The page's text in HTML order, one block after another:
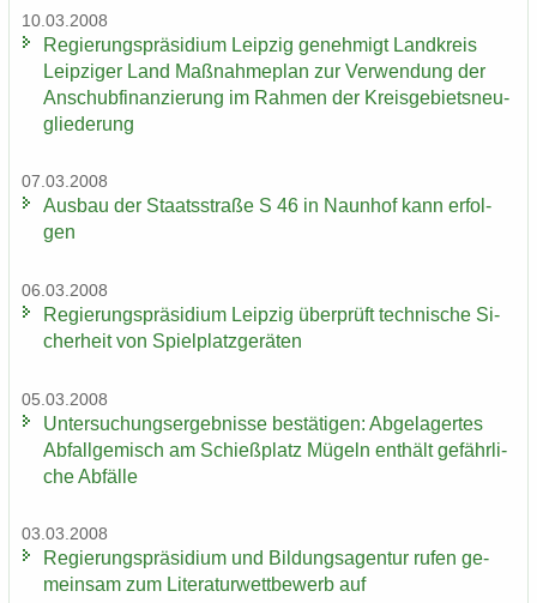
10.03.2008
Re­gie­rungs­prä­si­di­um Leip­zig ge­neh­migt Land­kreis
Leip­zi­ger Land Maß­nah­me­plan zur Ver­wen­dung der
An­schub­fi­nan­zie­rung im Rah­men der Kreis­ge­biets­neu­
glie­de­rung
07.03.2008
Aus­bau der Staats­stra­ße S 46 in Naun­hof kann er­fol­
gen
06.03.2008
Re­gie­rungs­prä­si­di­um Leip­zig über­prüft tech­ni­sche Si­
cher­heit von Spiel­platz­ge­rä­ten
05.03.2008
Un­ter­su­chungs­er­geb­nis­se be­stä­ti­gen: Ab­ge­la­ger­tes
Ab­fall­ge­misch am Schieß­platz Mü­geln ent­hält ge­fähr­li­
che Ab­fäl­le
03.03.2008
Re­gie­rungs­prä­si­di­um und Bil­dungs­agen­tur rufen ge­
mein­sam zum Li­te­ra­tur­wett­be­werb auf